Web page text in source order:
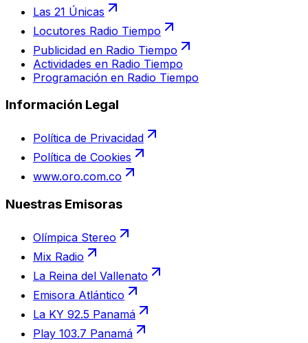
Las 21 Únicas
Locutores Radio Tiempo
Publicidad en Radio Tiempo
Actividades en Radio Tiempo
Programación en Radio Tiempo
Información Legal
Política de Privacidad
Política de Cookies
www.oro.com.co
Nuestras Emisoras
Olímpica Stereo
Mix Radio
La Reina del Vallenato
Emisora Atlántico
La KY 92.5 Panamá
Play 103.7 Panamá